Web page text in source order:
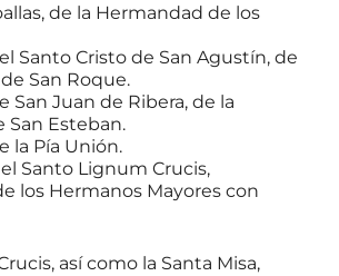
de la Hermandad de los
Santo Cristo de San Agustín, de
San Roque.
San Juan de Ribera, de la
San Esteban.
la Pía Unión.
Santo Lignum Crucis,
los Hermanos Mayores con
así como la Santa Misa,